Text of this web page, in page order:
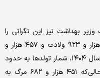
بهداشت نیز این نگرانی را
تایید می‌کند. در سال ۱۴۰۳، تعداد ۹۷۹ هزار و ۹۲۳ ولادت و ۴۵۷ هزار و
۸۵۳ مرگ در کشور ثبت شده بود. اما در سال ۱۴۰۴، شمار تولدها به حدود
۸۹۲ هزار و ۲۶۸ مورد کاهش یافته، درحالی‌که ۴۵۱ هزار و ۶۸۲ مرگ به